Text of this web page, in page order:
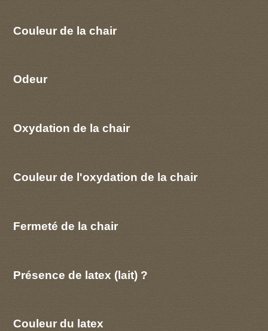
Couleur de la chair
Odeur
Oxydation de la chair
Couleur de l'oxydation de la chair
Fermeté de la chair
Présence de latex (lait) ?
Couleur du latex